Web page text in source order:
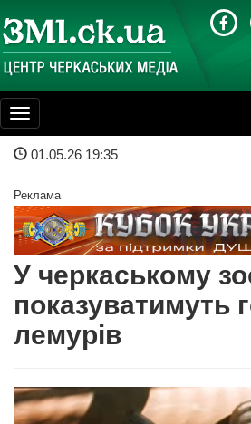
Toggle
navigation
01.05.26 19:35
Реклама
У черкаському
показуватимуть
лемурів